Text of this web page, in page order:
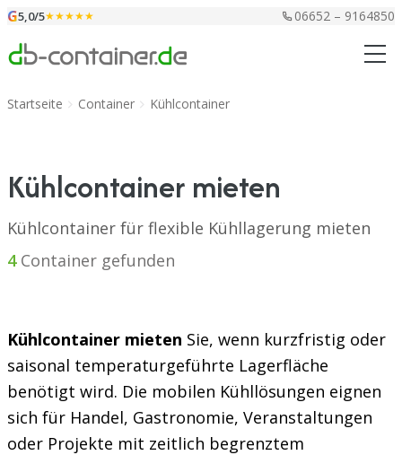
Zum Inhalt springen
G5,0/5★★★★★ 06652 – 9164850
Startseite Container Kühlcontainer
Kühlcontainer mieten
Kühlcontainer für flexible Kühllagerung mieten
4Container gefunden
Kühlcontainer mieten Sie, wenn kurzfristig oder
saisonal temperaturgeführte Lagerfläche
benötigt wird. Die mobilen Kühllösungen eignen
sich für Handel, Gastronomie, Veranstaltungen
oder Projekte mit zeitlich begrenztem